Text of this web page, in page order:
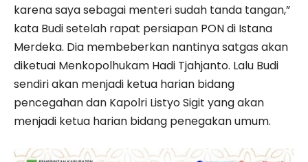
karena saya sebagai menteri sudah tanda tangan,”
kata Budi setelah rapat persiapan PON di Istana
Merdeka. Dia membeberkan nantinya satgas akan
diketuai Menkopolhukam Hadi Tjahjanto. Lalu Budi
sendiri akan menjadi ketua harian bidang
pencegahan dan Kapolri Listyo Sigit yang akan
menjadi ketua harian bidang penegakan umum.